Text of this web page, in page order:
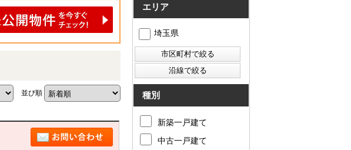
並び順
エリア
埼玉県
種別
新築一戸建て
中古一戸建て